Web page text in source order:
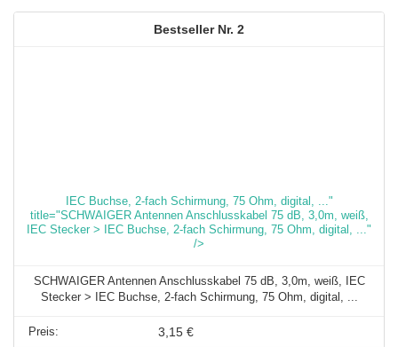
2
IEC Buchse, 2-fach Schirmung, 75 Ohm, digital, ..."
title="SCHWAIGER Antennen Anschlusskabel 75 dB, 3,0m, weiß,
IEC Stecker > IEC Buchse, 2-fach Schirmung, 75 Ohm, digital, ..."
/>
SCHWAIGER Antennen Anschlusskabel 75 dB, 3,0m, weiß, IEC
Stecker > IEC Buchse, 2-fach Schirmung, 75 Ohm, digital, ...
3,15 €